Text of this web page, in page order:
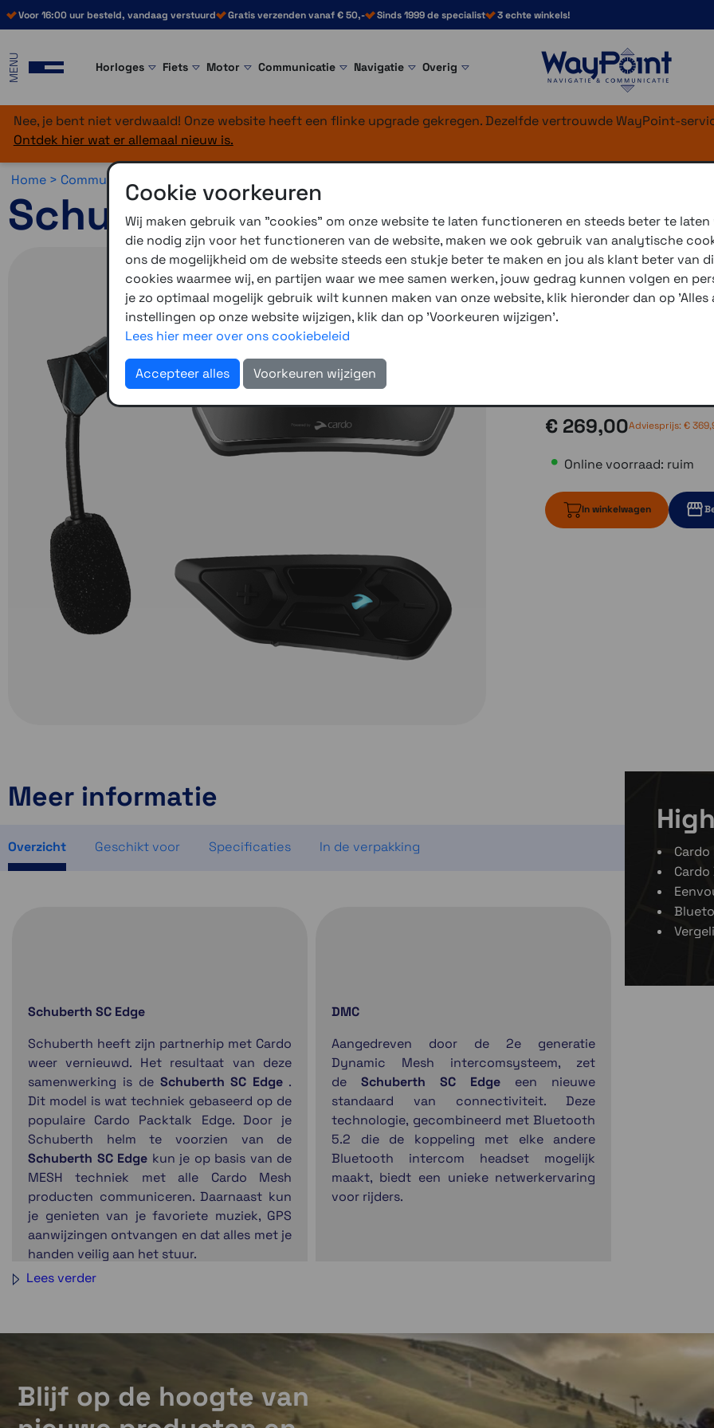
Voor 16:00 uur besteld, vandaag verstuurd Gratis verzenden vanaf € 50,- Sinds 1999 de specialist 3 echte winkels!
MENU Horloges Fiets Motor Communicatie Navigatie Overig
Nee, je bent niet verdwaald! Onze website heeft een flinke upgrade gekregen. Dezelfde vertrouwde WayPoint-
Ontdek hier wat er allemaal nieuw is.
Home > Communicatie >
Schuberth SC Edge
Schuberth heeft zijn
samenwerking is de
3 winkels voor uitleg en
€ 269,00Adviesprijs:€
Online voorraad: ruim
In winkelwagen
Meer informatie
Overzicht Geschikt voor Specificaties In de verpakking
Schuberth SC Edge
Schuberth heeft zijn partnerhip met Cardo
weer vernieuwd. Het resultaat van deze
samenwerking is de Schuberth SC Edge .
Dit model is wat techniek gebaseerd op de
populaire Cardo Packtalk Edge. Door je
Schuberth helm te voorzien van de
Schuberth SC Edge kun je op basis van de
MESH techniek met alle Cardo Mesh
producten communiceren. Daarnaast kun
je genieten van je favoriete muziek, GPS
aanwijzingen ontvangen en dat alles met je
handen veilig aan het stuur.
DMC
Aangedreven door de 2e generatie
Dynamic Mesh intercomsysteem, zet
deSchuberth SC Edge een nieuwe
standaard van connectiviteit. Deze
technologie, gecombineerd met Bluetooth
5.2 die de koppeling met elke andere
Bluetooth intercom headset mogelijk
maakt, biedt een unieke netwerkervaring
voor rijders.
Natural Voice
Eenvoudige montage
Lees verder
Blijf op de hoogte van
Cookie voorkeuren
Wij maken gebruik van "cookies" om onze website te laten functioneren en steeds beter te
die nodig zijn voor het functioneren van de website, maken we ook gebruik van analytische
ons de mogelijkheid om de website steeds een stukje beter te maken en jou als klant beter van
cookies waarmee wij, en partijen waar we mee samen werken, jouw gedrag kunnen volgen en
je zo optimaal mogelijk gebruik wilt kunnen maken van onze website, klik hieronder dan op
instellingen op onze website wijzigen, klik dan op 'Voorkeuren wijzigen'.
Lees hier meer over ons cookiebeleid
Accepteer alles Voorkeuren wijzigen